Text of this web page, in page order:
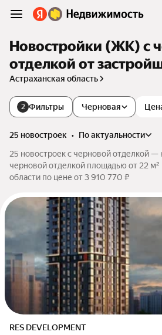
Новостройки (ЖК) с
отделкой от
Астраханская область
2 Фильтры Черновая
25 новостроек •
по актуальности
25 новостроек с черновой отделкой —
черновой отделкой площадью от 22 м²
области по цене от 3 910 770 ₽
RES DEVELOPMENT